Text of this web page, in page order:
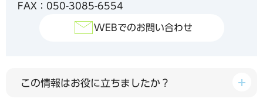
FAX：050-3085-6554
WEBでのお問い合わせ
この情報はお役に立ちましたか？